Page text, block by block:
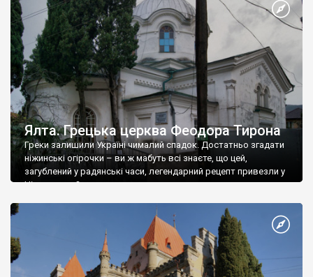
Ялта. Грецька церква Феодора Тирона
Греки залишили Україні чималий спадок. Достатньо згадати
ніжинські огірочки – ви ж мабуть всі знаєте, що цей,
загублений у радянські часи, легендарний рецепт привезли у
Ніжин греки?